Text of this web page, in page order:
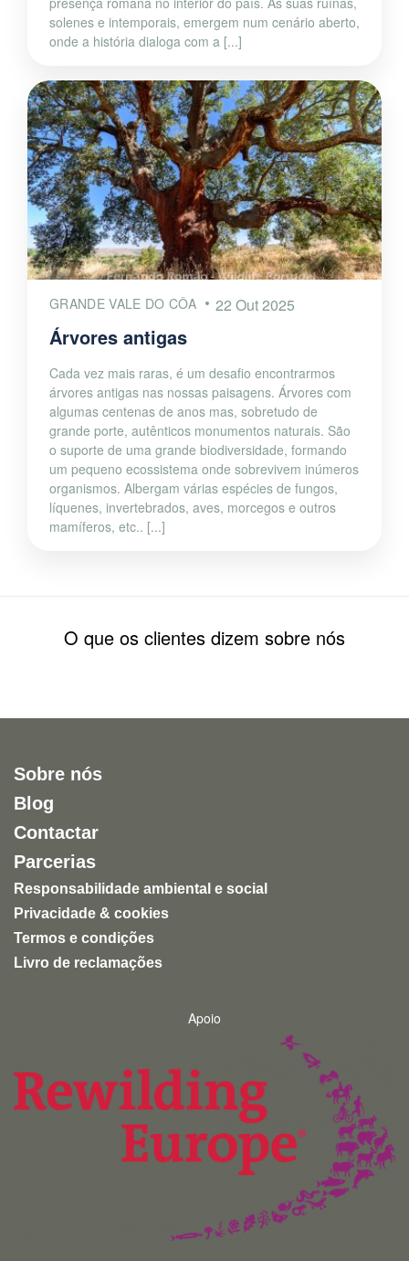
solenes e intemporais, emergem num cenário aberto,
onde a história dialoga com a [...]
GRANDE VALE DO CÔA 22 Out 2025
Árvores antigas
Cada vez mais raras, é um desafio encontrarmos
árvores antigas nas nossas paisagens. Árvores com
algumas centenas de anos mas, sobretudo de
grande porte, autênticos monumentos naturais. São
o suporte de uma grande biodiversidade, formando
um pequeno ecossistema onde sobrevivem inúmeros
organismos. Albergam várias espécies de fungos,
líquenes, invertebrados, aves, morcegos e outros
mamíferos, etc.. [...]
O que os clientes dizem sobre nós
Sobre nós
Blog
Contactar
Parcerias
Responsabilidade ambiental e social
Privacidade & cookies
Termos e condições
Livro de reclamações
Apoio